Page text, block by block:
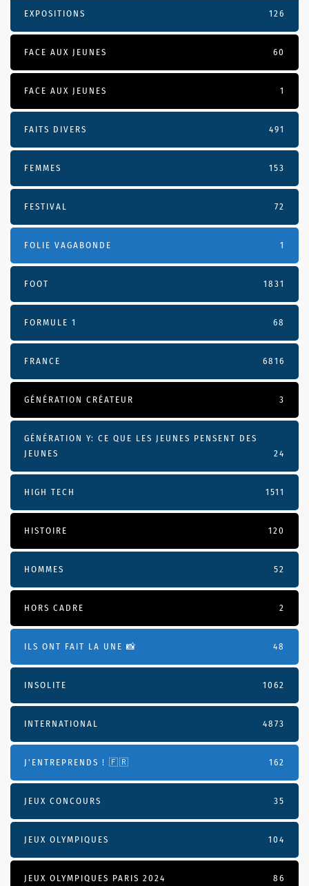
EXPOSITIONS 126
FACE AUX JEUNES 60
FACE AUX JEUNES 1
FAITS DIVERS 491
FEMMES 153
FESTIVAL 72
FOLIE VAGABONDE 1
FOOT 1831
FORMULE 1 68
FRANCE 6816
GÉNÉRATION CRÉATEUR 3
GÉNÉRATION Y: CE QUE LES JEUNES PENSENT DES
JEUNES
24
HIGH TECH 1511
HISTOIRE 120
HOMMES 52
HORS CADRE 2
ILS ONT FAIT LA UNE 📸 48
INSOLITE 1062
INTERNATIONAL 4873
J'ENTREPRENDS ! 🇫🇷 162
JEUX CONCOURS 35
JEUX OLYMPIQUES 104
JEUX OLYMPIQUES PARIS 2024 86